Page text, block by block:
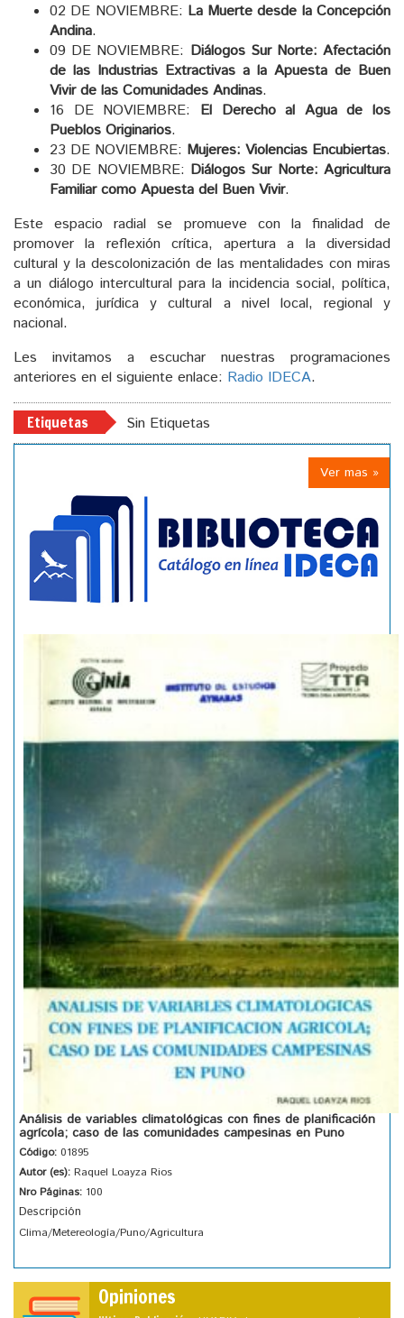
02 DE NOVIEMBRE: La Muerte desde la Concepción
Andina.
09 DE NOVIEMBRE: Diálogos Sur Norte: Afectación
de las Industrias Extractivas a la Apuesta de Buen
Vivir de las Comunidades Andinas.
16 DE NOVIEMBRE: El Derecho al Agua de los
Pueblos Originarios.
23 DE NOVIEMBRE: Mujeres: Violencias Encubiertas.
30 DE NOVIEMBRE: Diálogos Sur Norte: Agricultura
Familiar como Apuesta del Buen Vivir.
Este espacio radial se promueve con la finalidad de
promover la reflexión crítica, apertura a la diversidad
cultural y la descolonización de las mentalidades con miras
a un diálogo intercultural para la incidencia social, política,
económica, jurídica y cultural a nivel local, regional y
nacional.
Les invitamos a escuchar nuestras programaciones
anteriores en el siguiente enlace: Radio IDECA.
Etiquetas Sin Etiquetas
Ver mas »
Análisis de variables climatológicas con fines de planificación
agrícola; caso de las comunidades campesinas en Puno
Código: 01895
Autor (es): Raquel Loayza Rios
Nro Páginas: 100
Descripción
Clima/Metereología/Puno/Agricultura
Opiniones